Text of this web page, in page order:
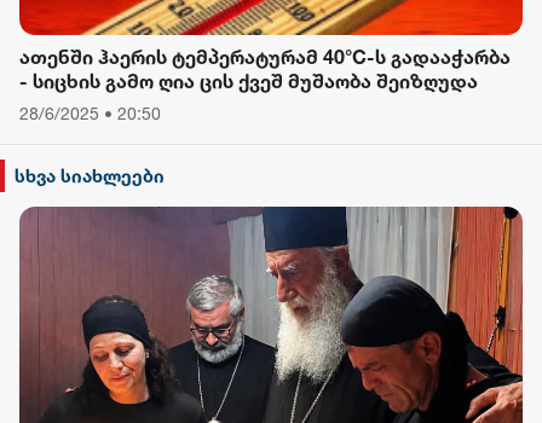
ათენში ჰაერის ტემპერატურამ 40°C-ს გადააჭარბა
- სიცხის გამო ღია ცის ქვეშ მუშაობა შეიზღუდა
28/6/2025 • 20:50
სხვა სიახლეები